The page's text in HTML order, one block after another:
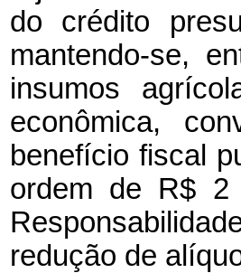
do crédito
mantendo-se,
insumos
econômica,
benefício fiscal
ordem de R$ 2
redução de